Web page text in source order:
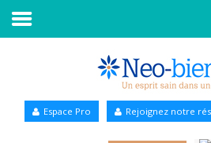
Annuaire Bien-être
Espace Pro Rejoignez notre